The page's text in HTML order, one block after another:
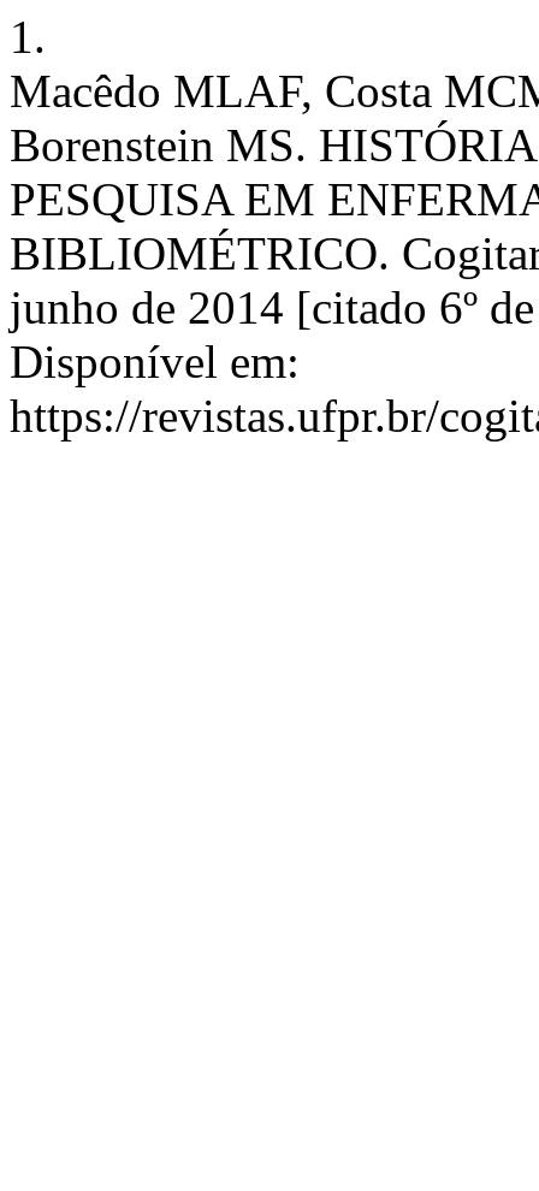
1.
Macêdo MLAF, Costa
Borenstein MS.
PESQUISA EM
BIBLIOMÉTRICO.
junho de 2014 [citado 6º
Disponível em:
https://revistas.ufpr.br/